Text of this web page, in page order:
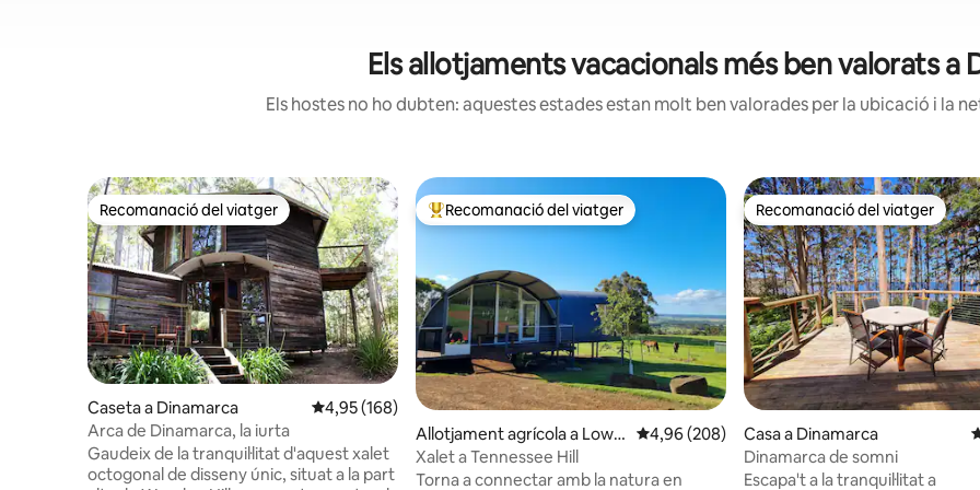
Els allotjaments vacacionals més ben valorats a
Els hostes no ho dubten: aquestes estades estan molt ben valorades per la ubicació i la
Recomanació del viatger
Recomanació del viatger
Caseta a Dinamarca 4,95 de puntuació mitjana d'un total de 5; 168 avaluacions
4,95 (168)
Arca de Dinamarca, la iurta
Gaudeix de la tranquil·litat d'aquest xalet
octogonal de disseny únic, situat a la part
Principals recomanacions dels viatgers
Recomanació del viatger
Allotjament agrícola a Lowla
nds
4,96 de puntuació mitjana d'un total de 5; 208
4,96 (208)
Xalet a Tennessee Hill
Torna a connectar amb la natura en
Recomanació del viatger
Recomanació del viatger
Casa a Dinamarca
Dinamarca de somni
Escapa't a la tranquil·litat a